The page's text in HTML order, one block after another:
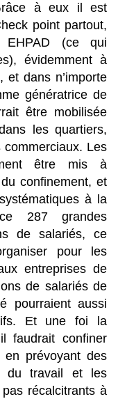
à eux il est
point partout,
EHPAD (ce qui
évidemment à
et dans n’importe
génératrice de
être mobilisée
les quartiers,
Les
être mis à
confinement, et
à la
287 grandes
de salariés, ce
pour les
entreprises de
de salariés de
pourraient aussi
Et une foi la
faudrait confiner
en prévoyant des
du travail et les
récalcitrants à